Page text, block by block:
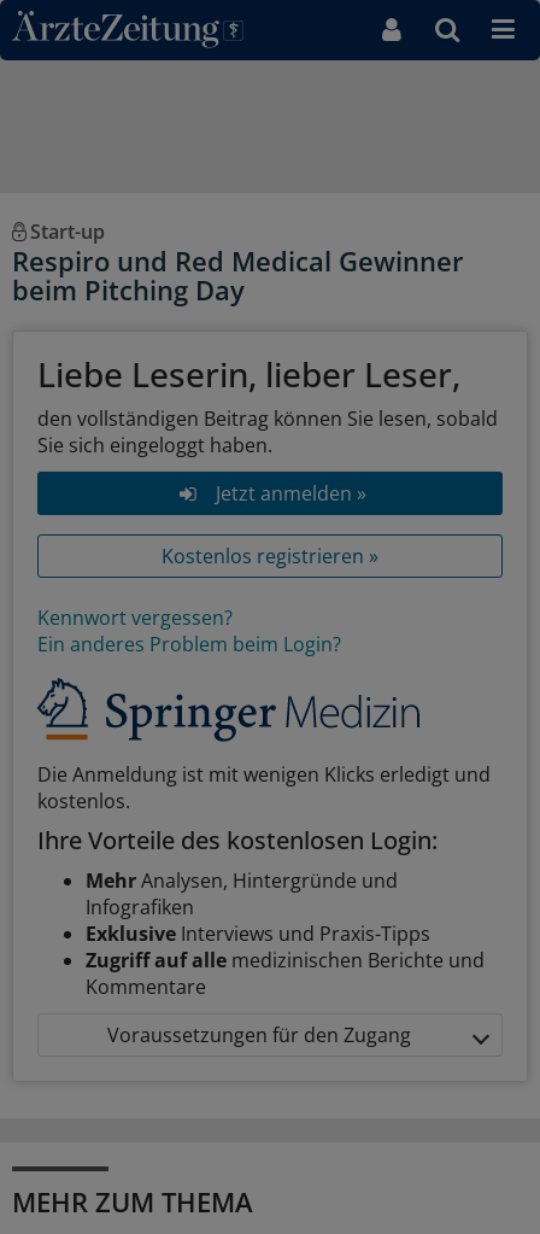
Direkt zum Inhaltsbereich
Start-up
Respiro und Red Medical Gewinner
beim Pitching Day
Liebe Leserin, lieber Leser,
den vollständigen Beitrag können Sie lesen, sobald
Sie sich eingeloggt haben.
Jetzt anmelden »
Kostenlos registrieren »
Kennwort vergessen?
Ein anderes Problem beim Login?
Die Anmeldung ist mit wenigen Klicks erledigt und
kostenlos.
Ihre Vorteile des kostenlosen Login:
MehrAnalysen, Hintergründe und
Infografiken
Exklusive Interviews und Praxis-Tipps
Zugriff auf alle medizinischen Berichte und
Kommentare
Voraussetzungen für den Zugang
MEHR ZUM THEMA